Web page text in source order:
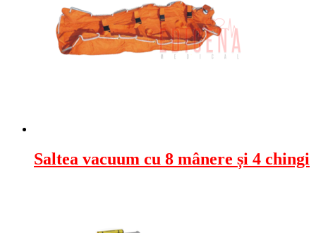
Saltea vacuum cu 8 mânere și 4 chingi